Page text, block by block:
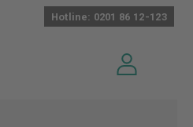
Hotline: 0201 86 12-123